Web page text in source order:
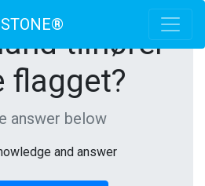
tilhører
flagget?
answer below
and answer